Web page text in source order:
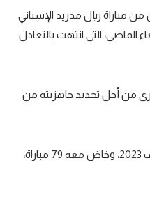
مباراة ريال مدريد الإسباني
الماضي، التي انتهت بالتعادل
من أجل تحديد جاهزيته من
وانضم ميتروفيتش إلى الهلال صيف 2023، وخاض معه 79 مباراة،